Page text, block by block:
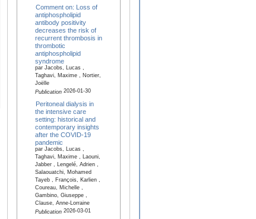
Comment on: Loss of
antiphospholipid
antibody positivity
decreases the risk of
recurrent thrombosis in
thrombotic
antiphospholipid
syndrome
par Jacobs, Lucas ,
Taghavi, Maxime , Nortier,
Joëlle
Publication2026-01-30
Peritoneal dialysis in
the intensive care
setting: historical and
contemporary insights
after the COVID-19
pandemic
par Jacobs, Lucas ,
Taghavi, Maxime , Laouni,
Jabber , Lengelé, Adrien ,
Salaouatchi, Mohamed
Tayeb , François, Karlien ,
Coureau, Michelle ,
Gambino, Giuseppe ,
Clause, Anne-Lorraine
Publication2026-03-01